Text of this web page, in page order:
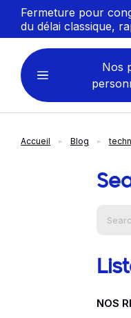
Fermeture pour
du délai classique,
Nos
VÊTEMENTS
Sweats personnalisables
Accueil Blog
NOS